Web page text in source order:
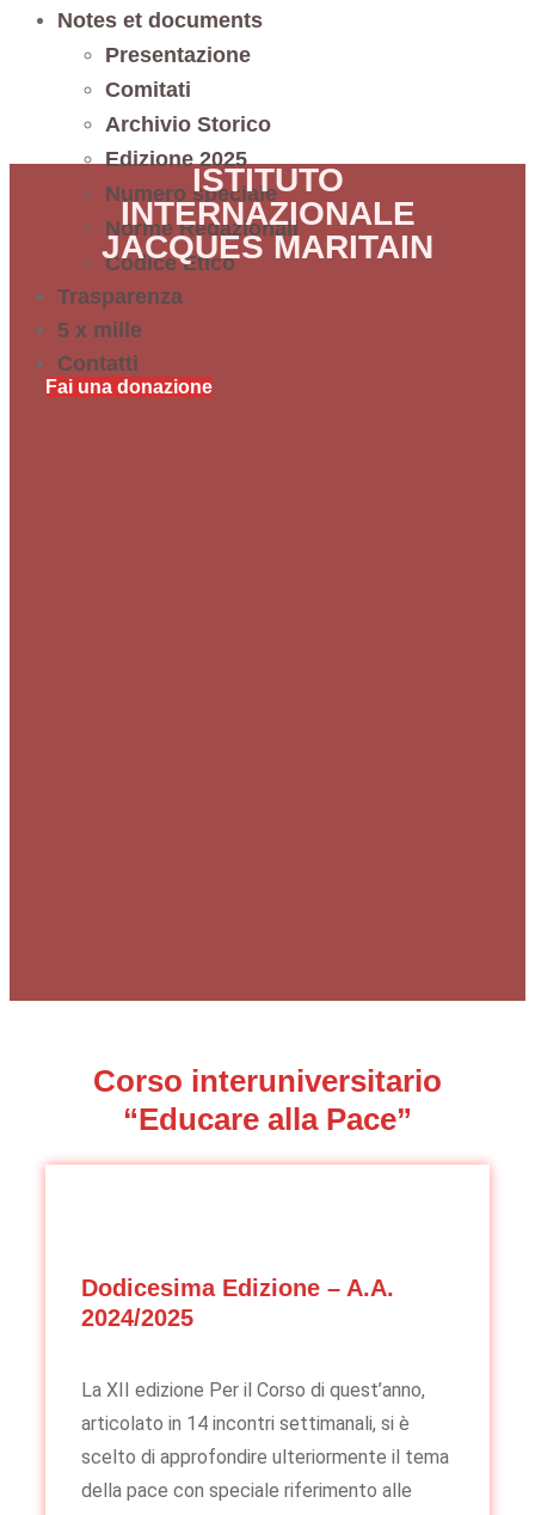
Notes et documents
Presentazione
Comitati
Archivio Storico
Edizione 2025
Numero speciale
Norme Redazionali
Codice Etico
Trasparenza
5 x mille
Contatti
ISTITUTO
INTERNAZIONALE
JACQUES MARITAIN
Fai una donazione
Corso interuniversitario
“Educare alla Pace”
Dodicesima Edizione – A.A.
2024/2025
La XII edizione Per il Corso di quest’anno,
articolato in 14 incontri settimanali, si è
scelto di approfondire ulteriormente il tema
della pace con speciale riferimento alle